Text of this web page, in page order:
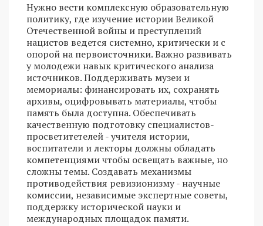
Нужно вести комплексную образовательную
политику, где изучение истории Великой
Отечественной войны и преступлений
нацистов ведется системно, критически и с
опорой на первоисточники. Важно развивать
у молодежи навык критического анализа
источников. Поддерживать музеи и
мемориалы: финансировать их, сохранять
архивы, оцифровывать материалы, чтобы
память была доступна. Обеспечивать
качественную подготовку специалистов-
просветитетелей - учителя истории,
воспитатели и лекторы должны обладать
компетенциями чтобы освещать важные, но
сложны темы. Создавать механизмы
противодействия ревизионизму - научные
комиссии, независимые экспертные советы,
поддержку исторической науки и
международных площадок памяти.